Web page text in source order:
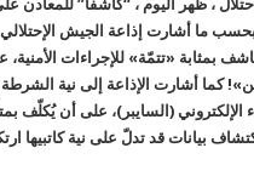
، ظهر اليوم ، “كاشفاً” للمعادن
ما أشارت إذاعة الجيش
بمثابة «تتمّة» للإجراءات الأمنية،
كما أشارت الإذاعة إلى نية
(السايبر)، على أن يُكلّف
بيانات قد تدلّ على نية كاتبيها